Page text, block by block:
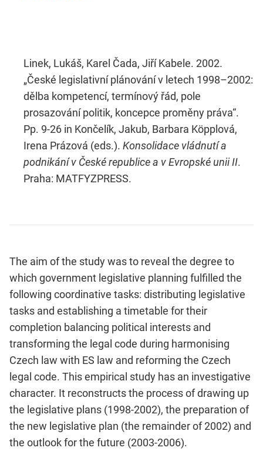
Linek, Lukáš, Karel Čada, Jiří Kabele. 2002.
„České legislativní plánování v letech 1998–2002:
dělba kompetencí, termínový řád, pole
prosazování politik, koncepce proměny práva“.
Pp. 9-26 in Končelík, Jakub, Barbara Köpplová,
Irena Prázová (eds.). Konsolidace vládnutí a
podnikání v České republice a v Evropské unii II.
Praha: MATFYZPRESS.
The aim of the study was to reveal the degree to
which government legislative planning fulfilled the
following coordinative tasks: distributing legislative
tasks and establishing a timetable for their
completion balancing political interests and
transforming the legal code during harmonising
Czech law with ES law and reforming the Czech
legal code. This empirical study has an investigative
character. It reconstructs the process of drawing up
the legislative plans (1998-2002), the preparation of
the new legislative plan (the remainder of 2002) and
the outlook for the future (2003-2006).